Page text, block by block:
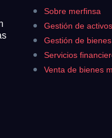
Sobre merfinsa
Gestión de activos
Gestión de
Servicios
Venta de bienes
¿Cuánto es 4 +
Importe en €*
¿Cuánto es 6 +
Maquinaria
Equipamiento
CONTACTO
926 25 08 86